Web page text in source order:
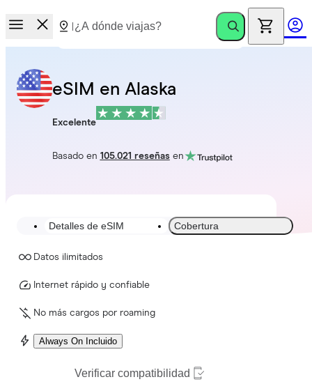
eSIM en Alaska
Excelente
Basado en 105.021 reseñasen
Detalles de eSIM Cobertura
Datos ilimitados
Internet rápido y confiable
No más cargos por roaming
Always On Incluido
Verificar compatibilidad